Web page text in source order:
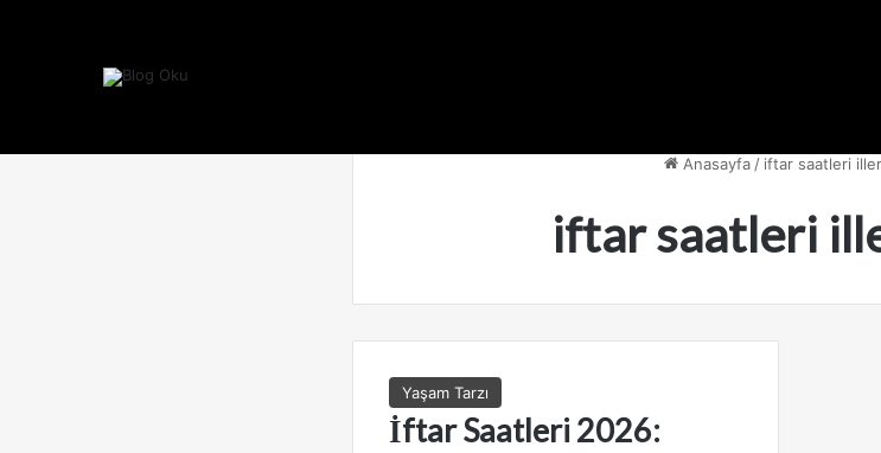
Anasayfa / iftar saatleri
iftar saatleri
Yaşam Tarzı
İftar Saatleri 2026: